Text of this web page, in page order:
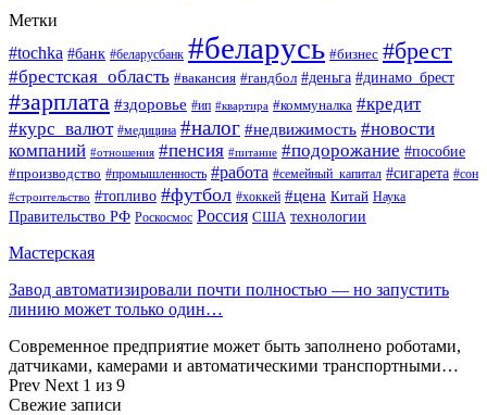
Метки
#tochka #банк #беларусбанк #беларусь #бизнес #брест
#брестская_область #вакансия #гандбол #деньга #динамо_брест
#зарплата #здоровье #ип #квартира #коммуналка #кредит
#курс_валют #медицина #налог #недвижимость #новости
компаний #отношения #пенсия #питание #подорожание #пособие
#производство #промышленность #работа #семейный_капитал #сигарета #сон
#строительство #топливо #футбол #хоккей #цена Китай Наука
Правительство РФ Роскосмос Россия США технологии
Мастерская
Завод автоматизировали почти полностью — но запустить
линию может только один…
Современное предприятие может быть заполнено роботами,
датчиками, камерами и автоматическими транспортными…
Prev Next 1 из 9
Свежие записи